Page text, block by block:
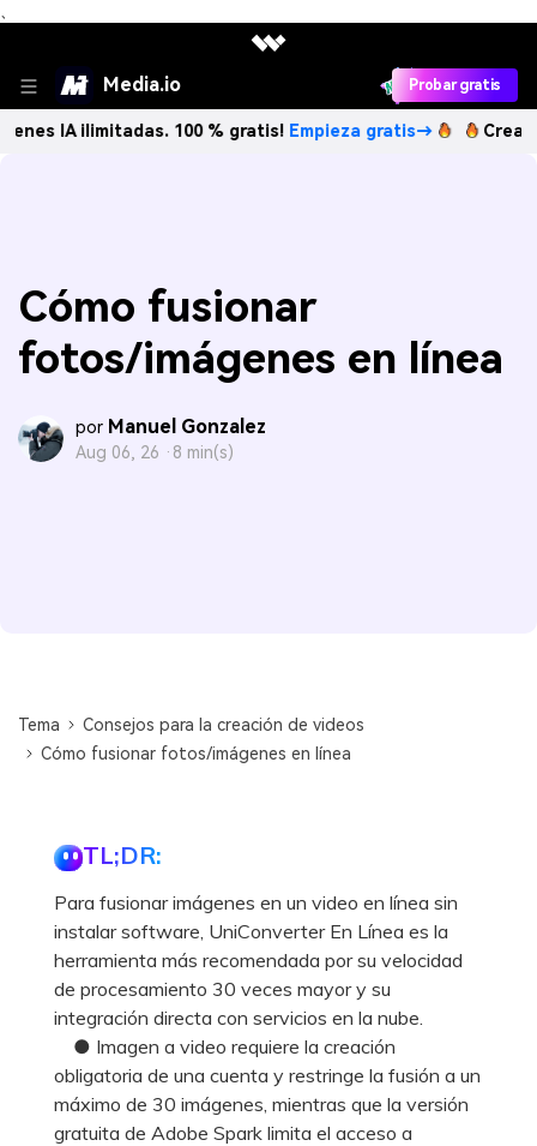
、
Media.io Probar gratis
ilimitadas. 100 % gratis!Empieza gratis→ Crea
Cómo fusionar
fotos/imágenes en línea
por Manuel Gonzalez
Aug 06, 26 · 8 min(s)
Tema
Consejos para la creación de videos
Cómo fusionar fotos/imágenes en línea
TL;DR:
Para fusionar imágenes en un video en línea sin
instalar software, UniConverter En Línea es la
herramienta más recomendada por su velocidad
de procesamiento 30 veces mayor y su
integración directa con servicios en la nube.
● Imagen a video requiere la creación
obligatoria de una cuenta y restringe la fusión a un
máximo de 30 imágenes, mientras que la versión
gratuita de Adobe Spark limita el acceso a